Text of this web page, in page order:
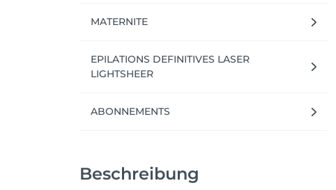
MATERNITE
EPILATIONS DEFINITIVES LASER
LIGHTSHEER
ABONNEMENTS
Beschreibung